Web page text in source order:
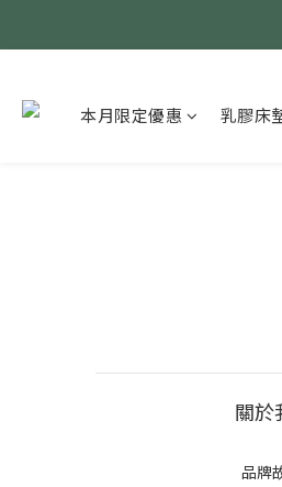
本月限定優惠 乳膠床
關於
品牌